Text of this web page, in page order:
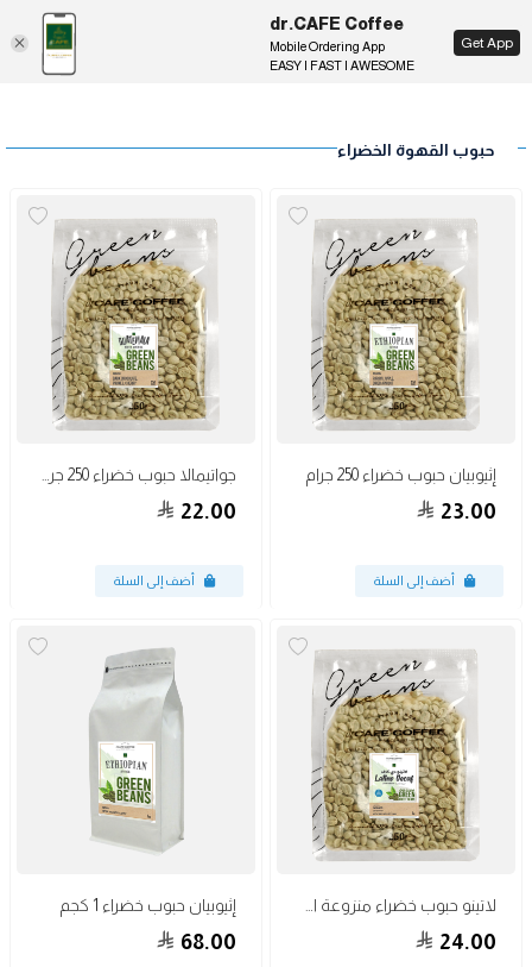
EN
حبوب القهوة الخضراء
إثيوبيان حبوب خضراء 250 جرام
23.00
22.00
24.00
إثيوبيان حبوب خضراء 1 كجم
68.00
dr.CAFE Coffee
Mobile Ordering App
EASY | FAST | AWESOME
Get App